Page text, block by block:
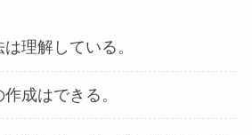
理解している。
成はできる。